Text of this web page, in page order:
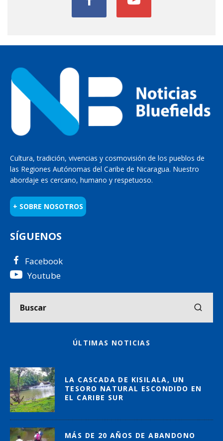
Cultura, tradición, vivencias y cosmovisión de los pueblos de
las Regiones Autónomas del Caribe de Nicaragua. Nuestro
abordaje es cercano, humano y respetuoso.
+ SOBRE NOSOTROS
SÍGUENOS
Facebook
Youtube
ÚLTIMAS NOTICIAS
LA CASCADA DE KISILALA, UN
TESORO NATURAL ESCONDIDO EN
EL CARIBE SUR
MÁS DE 20 AÑOS DE ABANDONO